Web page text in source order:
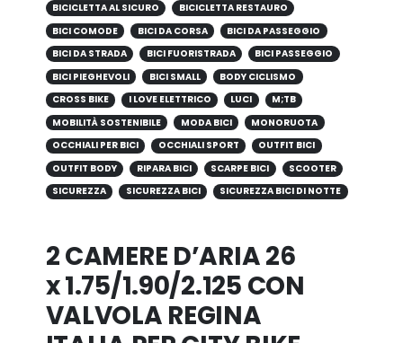
BICICLETTA AL SICURO
BICICLETTA RESTAURO
BICI COMODE
BICI DA CORSA
BICI DA PASSEGGIO
BICI DA STRADA
BICI FUORISTRADA
BICI PASSEGGIO
BICI PIEGHEVOLI
BICI SMALL
BODY CICLISMO
CROSS BIKE
I LOVE ELETTRICO LUCI
M;TB
MOBILITÀ SOSTENIBILE
MODA BICI
MONORUOTA
OCCHIALI PER BICI
OCCHIALI SPORT
OUTFIT BICI
OUTFIT BODY
RIPARA BICI SCARPE BICI
SCOOTER
SICUREZZA
SICUREZZA BICI SICUREZZA BICI DI NOTTE
2 CAMERE D’ARIA 26
x 1.75/1.90/2.125 CON
VALVOLA REGINA